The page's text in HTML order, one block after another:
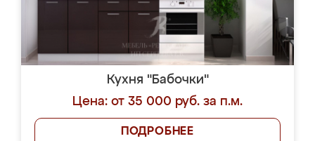
Кухня "Бабочки"
Цена: от 35 000 руб. за п.м.
ПОДРОБНЕЕ